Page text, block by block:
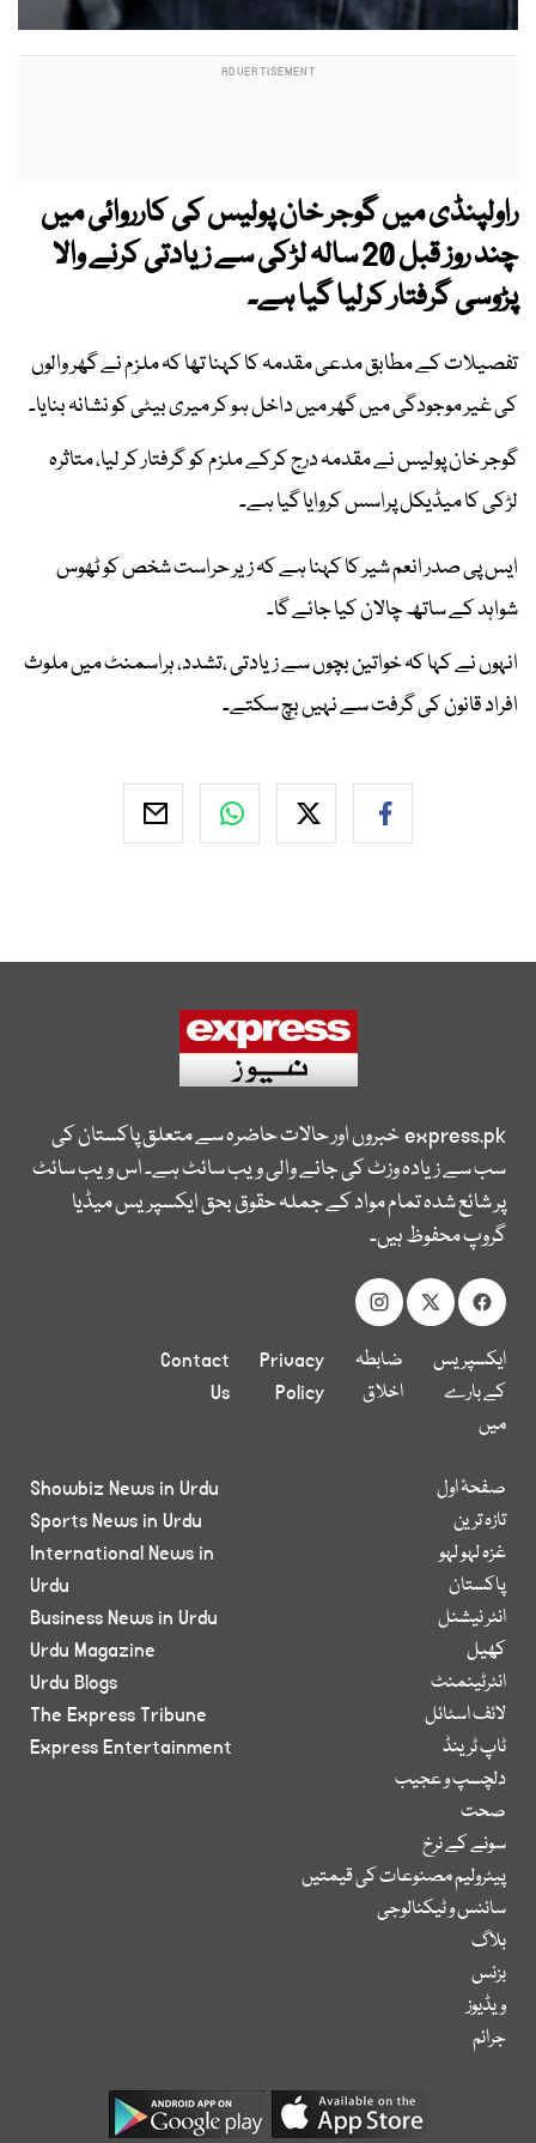
راولپنڈی میں گوجر خان پولیس کی کارروائی میں
چند روز قبل 20 سالہ لڑکی سے زیادتی کرنے والا
پڑوسی گرفتار کرلیا گیا ہے۔
تفصیلات کے مطابق مدعی مقدمہ کا کہنا تھا کہ ملزم نے گھر والوں
کی غیر موجودگی میں گھر میں داخل ہو کر میری بیٹی کو نشانہ بنایا۔
گوجر خان پولیس نے مقدمہ درج کرکے ملزم کو گرفتار کر لیا، متاثرہ
لڑکی کا میڈیکل پراسس کروایا گیا ہے۔
ایس پی صدر انعم شیر کا کہنا ہے کہ زیر حراست شخص کو ٹھوس
شواہد کے ساتھ چالان کیا جائے گا۔
انہوں نے کہا کہ خواتین بچوں سے زیادتی ،تشدد، ہراسمنٹ میں ملوث
افراد قانون کی گرفت سے نہیں بچ سکتے۔
express.pkخبروں اور حالات حاضرہ سے متعلق پاکستان کی
سب سے زیادہ وزٹ کی جانے والی ویب سائٹ ہے۔ اس ویب سائٹ
پر شائع شدہ تمام مواد کے جملہ حقوق بحق ایکسپریس میڈیا
گروپ محفوظ ہیں۔
ایکسپریس
کے بارے
میں
ضابطہ
اخلاق
Privacy
Policy
Contact
Us
صفحۂ اول
تازہ ترین
غزہ لہو لہو
پاکستان
انٹر نیشنل
کھیل
انٹرٹینمنٹ
لائف اسٹائل
ٹاپ ٹرینڈ
دلچسپ و عجیب
صحت
سونے کے نرخ
پیٹرولیم مصنوعات کی قیمتیں
سائنس و ٹیکنالوجی
بلاگ
بزنس
ویڈیوز
جرائم
Showbiz News in Urdu
Sports News in Urdu
International News in
Urdu
Business News in Urdu
Urdu Magazine
Urdu Blogs
The Express Tribune
Express Entertainment